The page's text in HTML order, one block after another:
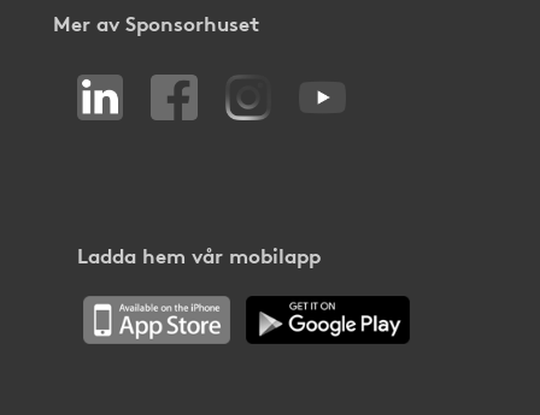
Mer av Sponsorhuset
Ladda hem vår mobilapp